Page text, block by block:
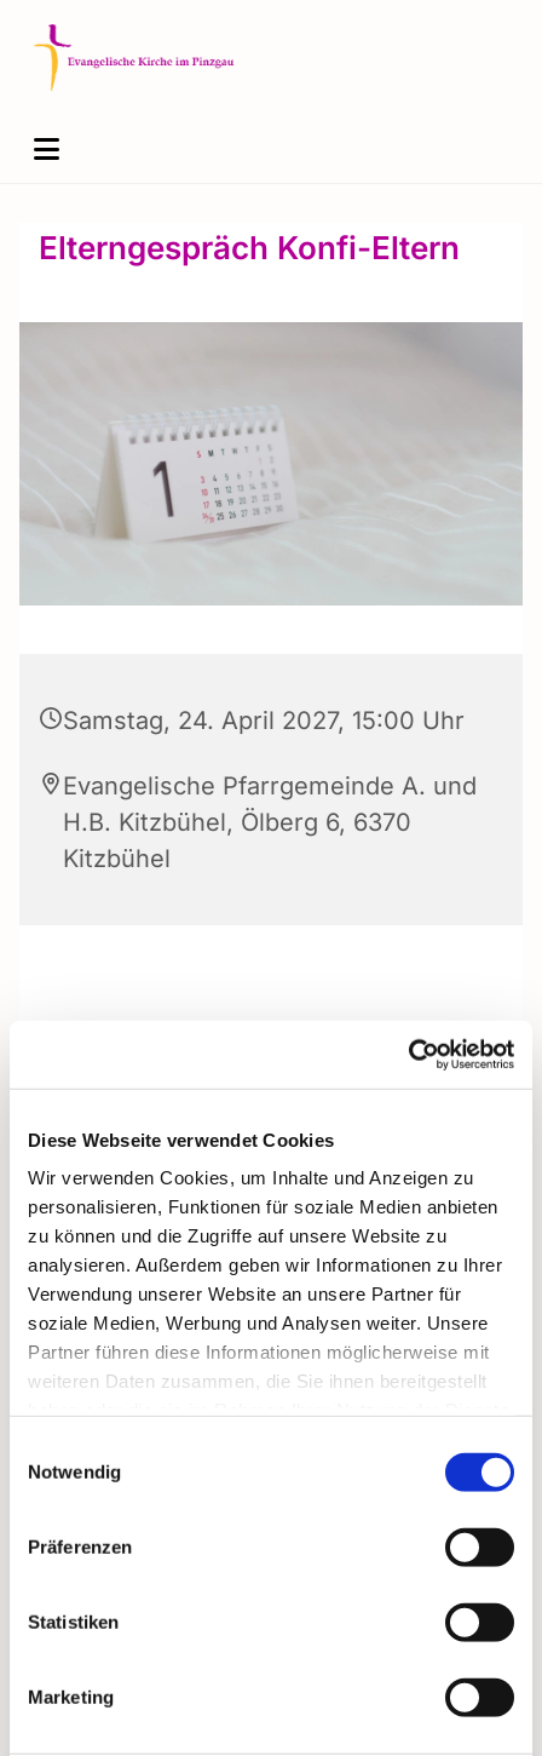
Diese Webseite verwendet Cookies
Wir verwenden Cookies, um Inhalte und Anzeigen zu
personalisieren, Funktionen für soziale Medien anbieten
zu können und die Zugriffe auf unsere Website zu
analysieren. Außerdem geben wir Informationen zu Ihrer
Verwendung unserer Website an unsere Partner für
soziale Medien, Werbung und Analysen weiter. Unsere
Partner führen diese Informationen möglicherweise mit
weiteren Daten zusammen, die Sie ihnen bereitgestellt
Notwendig
Präferenzen
Statistiken
Marketing
Elterngespräch Konfi-Eltern
Samstag, 24. April 2027, 15:00 Uhr
Evangelische Pfarrgemeinde A. und
H.B. Kitzbühel, Ölberg 6, 6370
Kitzbühel
Dies könnte Sie auch